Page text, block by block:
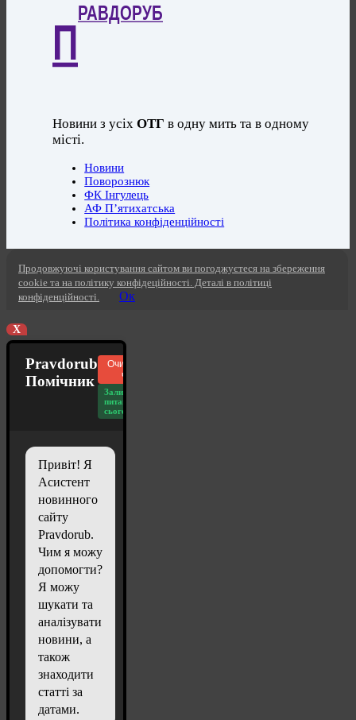
П
РАВДОРУБ
Новини з усіхОТГ в одну мить та в одному
місті.
Новини
Поворознюк
ФК Інгулець
АФ П’ятихатська
Політика конфіденційності
Продовжуючі користування сайтом ви погоджуєтеся на збереження
cookie та на політику конфідеційності. Деталі в політиці
конфіденційності.
Ок
X
Pravdorub
Помічник
Очистити
чат
Залишилось
питань
сьогодні: 20
Привіт! Я
Асистент
новинного
сайту
Pravdorub.
Чим я можу
допомогти?
Я можу
шукати та
аналізувати
новини, а
також
знаходити
статті за
датами.